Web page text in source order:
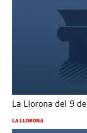
La Llorona del 9
LA LLORONA